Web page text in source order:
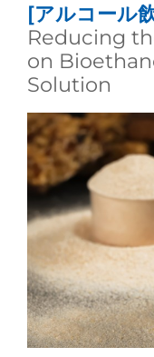
[アルコール
Reducing
on
Solution